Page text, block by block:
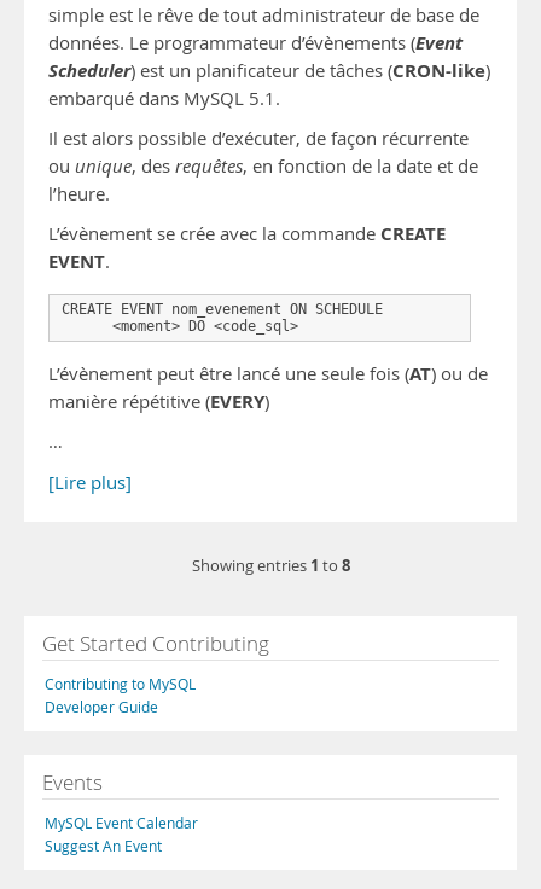
simple est le rêve de tout administrateur de base de
données. Le programmateur d’évènements (Event
Scheduler) est un planificateur de tâches (CRON-like)
embarqué dans MySQL 5.1.
Il est alors possible d’exécuter, de façon récurrente
ou unique, des requêtes, en fonction de la date et de
l’heure.
L’évènement se crée avec la commande CREATE
EVENT.
CREATE EVENT nom_evenement ON SCHEDULE
      <moment> DO <code_sql>
L’évènement peut être lancé une seule fois (AT) ou de
manière répétitive (EVERY)
…
[Lire plus]
Showing entries 1 to 8
Get Started Contributing
Contributing to MySQL
Developer Guide
Events
MySQL Event Calendar
Suggest An Event